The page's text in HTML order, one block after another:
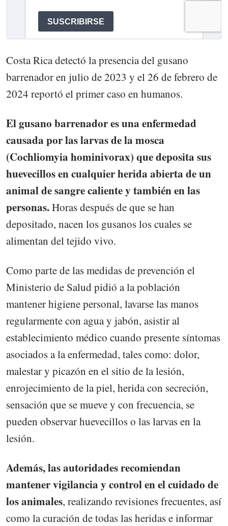
Costa Rica detectó la presencia del gusano
barrenador en julio de 2023 y el 26 de febrero de
2024 reportó el primer caso en humanos.
El gusano barrenador es una enfermedad
causada por las larvas de la mosca
(Cochliomyia hominivorax) que deposita sus
huevecillos en cualquier herida abierta de un
animal de sangre caliente y también en las
personas.Horas después de que se han
depositado, nacen los gusanos los cuales se
alimentan del tejido vivo.
Como parte de las medidas de prevención el
Ministerio de Salud pidió a la población
mantener higiene personal, lavarse las manos
regularmente con agua y jabón, asistir al
establecimiento médico cuando presente síntomas
asociados a la enfermedad, tales como: dolor,
malestar y picazón en el sitio de la lesión,
enrojecimiento de la piel, herida con secreción,
sensación que se mueve y con frecuencia, se
pueden observar huevecillos o las larvas en la
lesión.
Además, las autoridades recomiendan
mantener vigilancia y control en el cuidado de
los animales, realizando revisiones frecuentes, así
como la curación de todas las heridas e informar